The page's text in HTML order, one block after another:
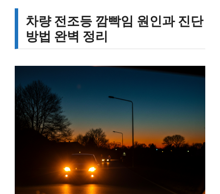
차량 전조등 깜빡임 원인과 진단
방법 완벽 정리